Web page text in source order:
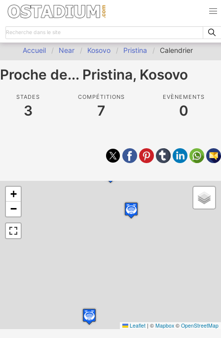
Accueil Near Kosovo Pristina Calendrier
Proche de... Pristina, Kosovo
STADES
3
COMPÉTITIONS
7
EVÈNEMENTS
0
+
−
Leaflet | © Mapbox © OpenStreetMap